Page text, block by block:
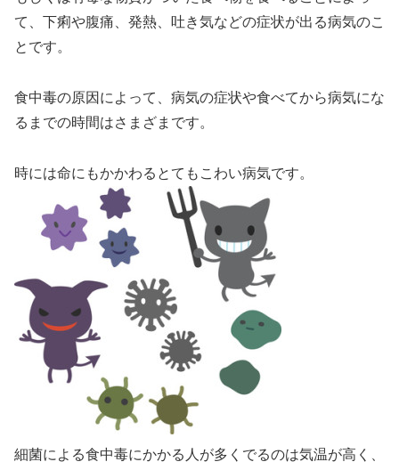
て、下痢や腹痛、発熱、吐き気などの症状が出る病気のこ
とです。
食中毒の原因によって、病気の症状や食べてから病気にな
るまでの時間はさまざまです。
時には命にもかかわるとてもこわい病気です。
細菌による食中毒にかかる人が多くでるのは気温が高く、